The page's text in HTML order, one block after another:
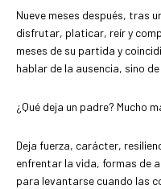
Nueve meses después, tras
disfrutar, platicar, reír y
meses de su partida y
hablar de la ausencia, sino
¿Qué deja un padre? Mucho
Deja fuerza, carácter,
enfrentar la vida, formas de
para levantarse cuando las